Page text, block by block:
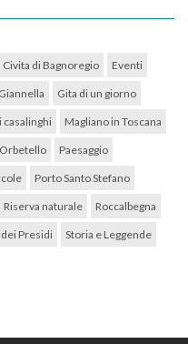
Civita di Bagnoregio Eventi
Giannella Gita di un giorno
casalinghi Magliano in Toscana
Orbetello Paesaggio
Porto Santo Stefano
Riserva naturale Roccalbegna
dei Presidi Storia e Leggende